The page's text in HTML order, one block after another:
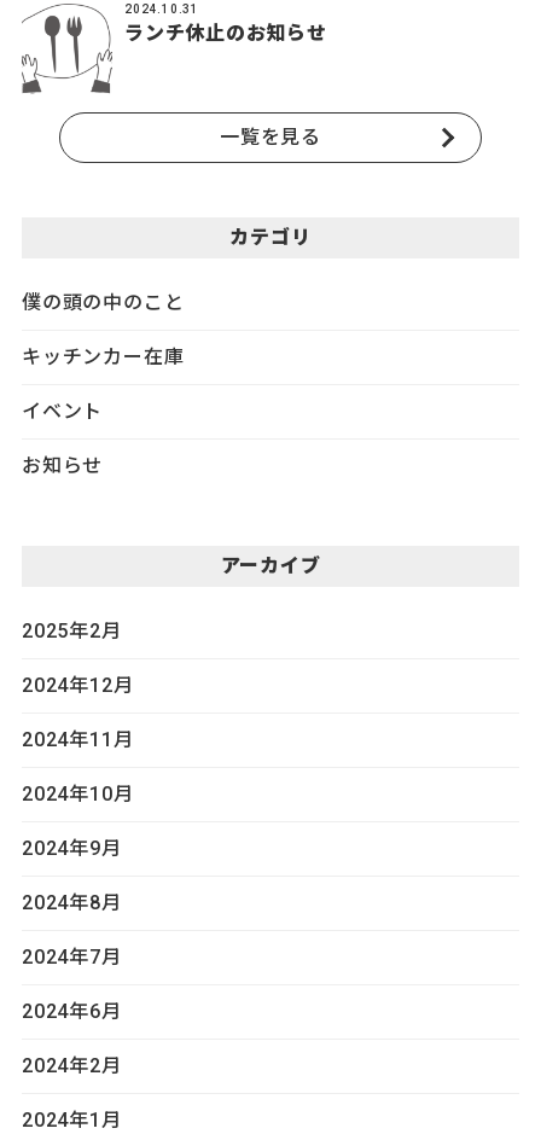
2024.10.31
ランチ休止のお知らせ
一覧を見る
カテゴリ
僕の頭の中のこと
キッチンカー在庫
イベント
お知らせ
アーカイブ
2025年2月
2024年12月
2024年11月
2024年10月
2024年9月
2024年8月
2024年7月
2024年6月
2024年2月
2024年1月